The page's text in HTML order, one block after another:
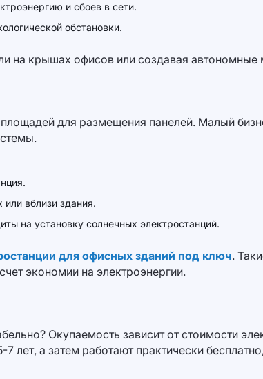
и сбоев в сети.
обстановки.
на крышах офисов или создавая автономные
для размещения панелей. Малый
вблизи здания.
на установку солнечных электростанций.
для офисных зданий под ключ.
экономии на электроэнергии.
Окупаемость зависит от стоимости
а затем работают практически